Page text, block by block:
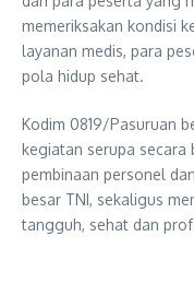
memeriksakan kondisi
layanan medis, para
pola hidup sehat.
Kodim 0819/Pasuruan
kegiatan serupa secara
pembinaan personel
besar TNI, sekaligus
tangguh, sehat dan